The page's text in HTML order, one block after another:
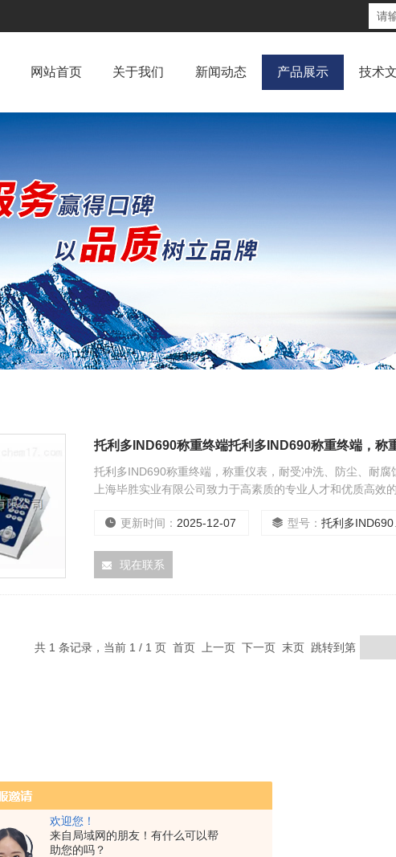
欢迎您！
来自局域网的朋友！有什么可以帮
助您的吗？
网站首页 关于我们 新闻动态 产品展示 技术
托利多IND690称重终端托利多IND690称重终端，称
托利多IND690称重终端，称重仪表，耐受冲洗、防尘、耐腐
上海毕胜实业有限公司致力于高素质的专业人才和优质高效
户优质的产品服务！
更新时间： 2025-12-07 型号： 托利多IND690称重终端
现在联系
共 1 条记录，当前 1 / 1 页 首页 上一页 下一页 末页 跳转到第